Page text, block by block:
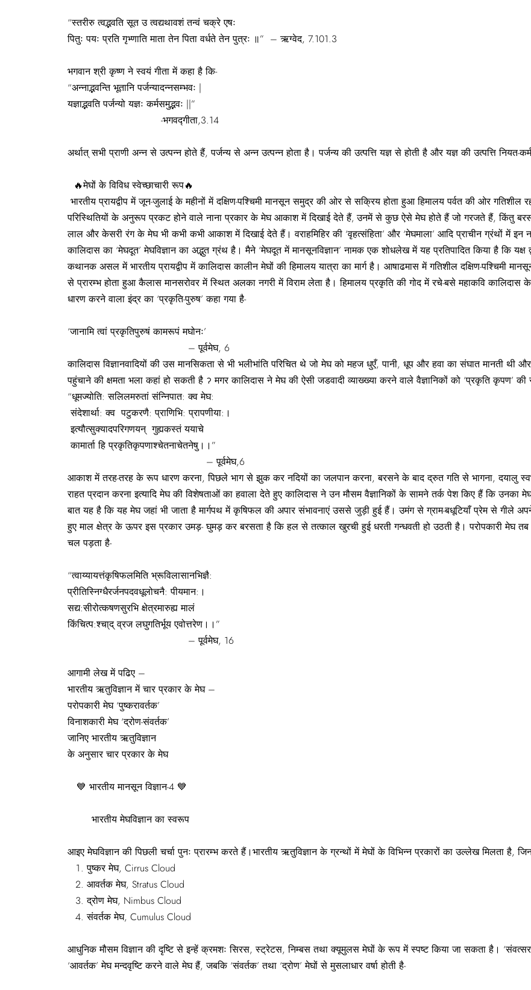
“स्तरीरु त्वद्भवति सूत उ त्वद्यथावशं तन्वं चक्रे एषः
पितुः पयः प्रति गृभ्णाति माता तेन पिता वर्धते तेन पुत्रः ॥” – ऋग्वेद, 7.101.3
भगवान श्री कृष्ण ने स्वयं गीता में कहा है कि-
“अन्नाद्भवन्ति भूतानि पर्जन्यादन्नसम्भवः |
यज्ञाद्भवति पर्जन्यो यज्ञः कर्मसमुद्भवः ||”
-भगवद्गीता,3.14
अर्थात् सभी प्राणी अन्न से उत्पन्न होते हैं, पर्जन्य से अन्न उत्पन्न होता है। पर्जन्य की उत्पत्ति यज्ञ से होती है और यज्ञ की उत्पत्ति नियत-
🔥मेघों के विविध स्वेच्छाचारी रूप🔥
भारतीय प्रायद्वीप में जून-जुलाई के महीनों में दक्षिण-पश्चिमी मानसून समुद्र की ओर से सक्रिय होता हुआ हिमालय पर्वत की ओर गतिशील
परिस्थितियों के अनुरूप प्रकट होने वाले नाना प्रकार के मेघ आकाश में दिखाई देते हैं‚ उनमें से कुछ ऐसे मेघ होते हैं जो गरजते हैं, किंतु
लाल और केसरी रंग के मेघ भी कभी कभी आकाश में दिखाई देते हैं। वराहमिहिर की ‘वृहत्संहिता’ और ‘मेघमाला’ आदि प्राचीन ग्रंथों में इन
कालिदास का ‘मेघदूत’ मेघविज्ञान का अद्भुत ग्रंथ है। मैने ‘मेघदूत में मानसूनविज्ञान’ नामक एक शोधलेख में यह प्रतिपादित किया है कि यक्ष
कथानक असल में भारतीय प्रायद्वीप में कालिदास कालीन मेघों की हिमालय यात्रा का मार्ग है। आषाढमास में गतिशील दक्षिण-पश्चिमी
से प्रारम्भ होता हुआ कैलास मानसरोवर में स्थित अलका नगरी में विराम लेता है। हिमालय प्रकृति की गोद में रचे-बसे महाकवि कालिदास
धारण करने वाला इंद्र का ‘प्रकृति-पुरुष’ कहा गया है-
‘जानामि त्वां प्रकृतिपुरुषं कामरूपं मघोनः’
– पूर्वमेघ, 6
कालिदास विज्ञानवादियों की उस मानसिकता से भी भलीभांति परिचित थे जो मेघ को महज धुएँ, पानी, धूप और हवा का संघात मानती थी और
पहुंचाने की क्षमता भला कहां हो सकती है ॽ मगर कालिदास ने मेघ की ऐसी जडवादी व्याख्ख्या करने वाले वैज्ञानिकों को ‘प्रकृति कृपण’
“धूमज्योति: सलिलमरुतां संन्निपात: क्व मेघ:
संदेशार्था: क्व पटुकरणै: प्राणिभि: प्रापणीया:।
इत्यौत्सुक्यादपरिगणयन् गुह्यकस्तं ययाचे
कामार्ता हि प्रकृतिकृपणाश्चेतनाचेतनेषु।।”
– पूर्वमेघ,6
आकाश में तरह-तरह के रूप धारण करना, पिछले भाग से झुक कर नदियों का जलपान करना, बरसने के बाद द्रुत गति से भागना, दयालु
राहत प्रदान करना इत्यादि मेघ की विशेषताओं का हवाला देते हुए कालिदास ने उन मौसम वैज्ञानिकों के सामने तर्क पेश किए हैं कि
बात यह है कि यह मेघ जहां भी जाता है मार्गपथ में कृषिफल की अपार संभावनाएं उससे जुड़ी हुई हैं। उमंग से ग्राम-बधूटियाँ प्रेम से गीले
हुए माल क्षेत्र के ऊपर इस प्रकार उमड़- घुमड़ कर बरसता है कि हल से तत्काल खुरची हुई धरती गन्धवती हो उठती है। परोपकारी मेघ
चल पड़ता है-
“त्वाय्यायत्तंकृषिफलमिति भ्रूविलासानभिज्ञै:
प्रीतिस्निग्धैरर्जनपदवधूलोचनै: पीयमान:।
सद्य:सीरोत्कषणसुरभि क्षेत्रमारुह्य मालं
किंचित्प:श्चा्द् व्रज लघुगतिर्भूय एवोत्तरेण।।”
– पूर्वमेघ, 16
आगामी लेख में पढिए –
भारतीय ऋतुविज्ञान में चार प्रकार के मेघ –
परोपकारी मेघ ‘पुष्करावर्तक’
विनाशकारी मेघ ‘द्रोण-संवर्तक’
जानिए भारतीय ऋतुविज्ञान
के अनुसार चार प्रकार के मेघ
💙 भारतीय मानसून विज्ञान-4 💙
भारतीय मेघविज्ञान का स्वरूप
आइए मेघविज्ञान की पिछली चर्चा पुनः प्रारम्भ करते हैं।भारतीय ऋतुविज्ञान के ग्रन्थों में मेघों के विभिन्न प्रकारों का उल्लेख मिलता है,
पुष्कर मेघ, Cirrus Cloud
आवर्तक मेघ, Stratus Cloud
द्रोण मेघ, Nimbus Cloud
संवर्तक मेघ, Cumulus Cloud
आधुनिक मौसम विज्ञान की दृष्टि से इन्हें क्रमशः सिरस, स्ट्रेटस, निम्बस तथा क्यूमुलस मेघों के रूप में स्पष्ट किया जा सकता है।
‘आवर्तक’ मेघ मन्दवृष्टि करने वाले मेघ हैं, जबकि ‘संवर्तक’ तथा ‘द्रोण’ मेघों से मुसलाधार वर्षा होती है-